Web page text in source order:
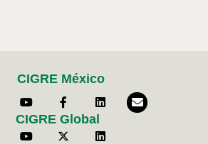
CIGRE México
CIGRE Global